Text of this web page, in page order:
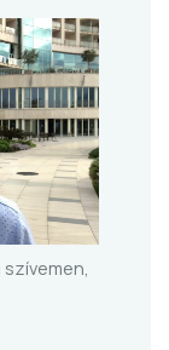
szívemen,